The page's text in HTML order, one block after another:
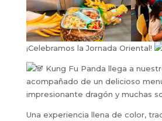
¡Celebramos la Jornada Oriental!
Kung Fu Panda llega a
acompañado de un delicioso
impresionante dragón y muchas
Una experiencia llena de color,